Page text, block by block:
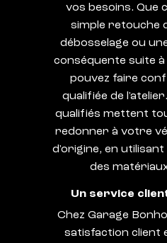
vos besoins. Que
simple retouche
débosselage ou
conséquente suite
pouvez faire
qualifiée de
qualifiés mettent
redonner à votre
d'origine, en
des
Un service
Chez Garage
satisfaction client